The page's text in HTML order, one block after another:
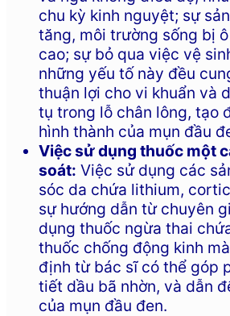
chu kỳ kinh nguyệt; sự
tăng, môi trường sống bị
cao; sự bỏ qua việc vệ
những yếu tố này đều
thuận lợi cho vi khuẩn và
tụ trong lỗ chân lông, tạo
hình thành của mụn đầu
Việc sử dụng thuốc một
soát: Việc sử dụng các
sóc da chứa lithium,
sự hướng dẫn từ chuyên
dụng thuốc ngừa thai
thuốc chống động kinh
định từ bác sĩ có thể góp
tiết dầu bã nhờn, và dẫn
của mụn đầu đen.